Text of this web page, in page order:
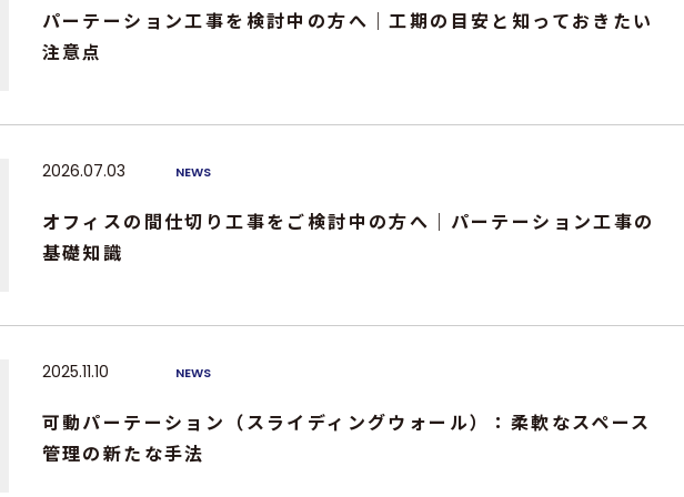
パーテーション工事を検討中の方へ｜工期の目安と知っておきたい
注意点
2026.07.03 NEWS
オフィスの間仕切り工事をご検討中の方へ｜パーテーション工事の
基礎知識
2025.11.10 NEWS
可動パーテーション（スライディングウォール）：柔軟なスペース
管理の新たな手法